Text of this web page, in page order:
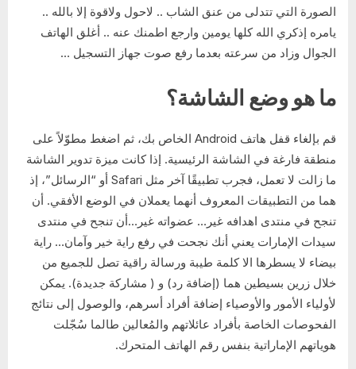
الصورة التي تتدلى من عنق الشاب .. لاحول ولاقوة إلا بالله ..
يامره إذكري الله كلها يومين وارجع اطمنك عنه .. أغلق الهاتف
الجوال وزاد من سرعته بعدما رفع صوت جهاز التسجيل …
ما هو وضع الشاشة؟
قم بإلغاء قفل هاتف Android الخاص بك، ثم اضغط مطوّلاً على
منطقة فارغة في الشاشة الرئيسية. إذا كانت ميزة تدوير الشاشة
ما زالت لا تعمل، فجرب تطبيقًا آخر مثل Safari أو “الرسائل”، إذ
هما من التطبيقات المعروف أنهما يعملان في الوضع الأفقي. أن
تنجح في منتدى اهدافه غير… عضواته غير…أن تنجح في منتدى
سيدات الإمارات يعني أنك نجحت في رفع راية خير وآمان… راية
بيضاء لا يسطرها الا كلمة طيبة ورسالة راقية تصل للجميع من
خلال زرين بسيطين هما (إضافة رد) و ( مشاركة جديدة). يمكن
لأولياء الأمور والأوصياء إضافة أفراد أسرهم، والوصول إلى نتائج
الفحوصات الخاصة بأفراد عائلاتهم والمُعالين طالما سُجّلت
هوياتهم الإماراتية بنفس رقم الهاتف المتحرك.